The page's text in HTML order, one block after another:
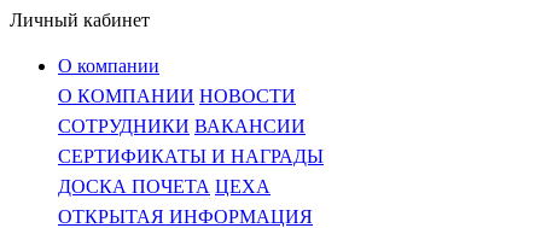
Личный кабинет
О компании
О КОМПАНИИ НОВОСТИ
СОТРУДНИКИ ВАКАНСИИ
СЕРТИФИКАТЫ И НАГРАДЫ
ДОСКА ПОЧЕТА ЦЕХА
ОТКРЫТАЯ ИНФОРМАЦИЯ